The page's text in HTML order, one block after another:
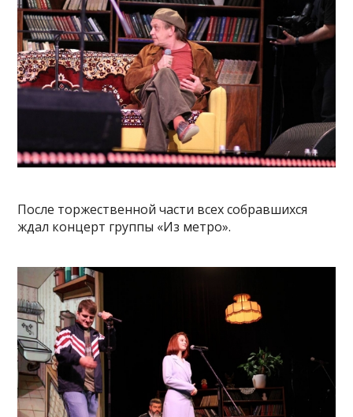
После торжественной части всех собравшихся
ждал концерт группы «Из метро».